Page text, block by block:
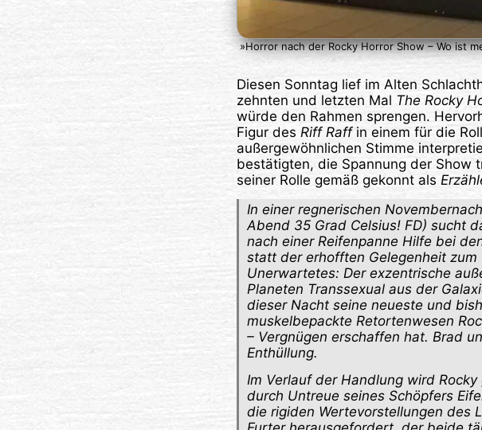
»Horror nach der Rocky Horror Show – Wo ist
Diesen Sonntag lief im Alten
zehnten und letzten Mal The Rocky
würde den Rahmen sprengen.
Figur des Riff Raffin einem für die
außergewöhnlichen Stimme
bestätigten, die Spannung der Show
seiner Rolle gemäß gekonnt als
In einer regnerischen
Abend 35 Grad Celsius! FD) sucht
nach einer Reifenpanne Hilfe bei
statt der erhofften Gelegenheit
Unerwartetes: Der exzentrische
Planeten Transsexual aus der
dieser Nacht seine neueste und
muskelbepackte Retortenwesen
– Vergnügen erschaffen hat. Brad
Enthüllung.
Im Verlauf der Handlung wird
durch Untreue seines Schöpfers
die rigiden Wertevorstellungen des